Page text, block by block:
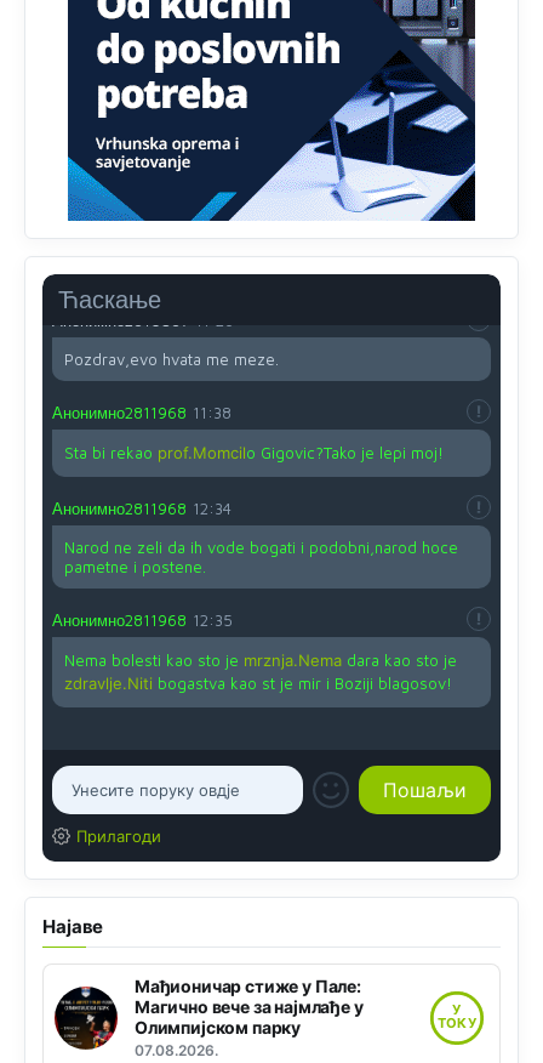
Ћаскање
Proguglajte
Анонимно2810587
11:21
O kako su cudni lvi ljudi,uzeli bi sve da mogu...a ja srce
svima fajem,radujem se tudjoj sreci.I ko ima i ko nema
na iso ce mjesto leci!
Анонимно2810587
11:24
Pozdrav,evo hvata me meze.
Анонимно2811968 11:38
Sta bi rekao prof.Momcilo Gigovic?Tako je lepi moj!
Анонимно2811968 12:34
Narod ne zeli da ih vode bogati i podobni,narod hoce
pametne i postene.
Анонимно2811968 12:35
Nema bolesti kao sto je mrznja.Nemadara kao sto je
zdravlje.Niti bogastva kao st je mir i Boziji blagosov!
Прилагоди
Најаве
Мађионичар стиже у Пале:
Магично вече за најмлађе у
Олимпијском парку
07.08.2026.
У
ТОКУ